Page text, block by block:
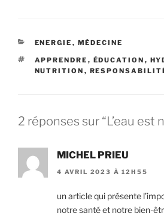
CATÉGORIES
ENERGIE , MÉDECINE
ÉTIQUETTES
APPRENDRE , ÉDUCATION ,
NUTRITION ,
2 réponses sur “L’eau est
MICHEL PRIEU
4 AVRIL 2023 À 12H55
un article qui présente
notre santé et notre bien-